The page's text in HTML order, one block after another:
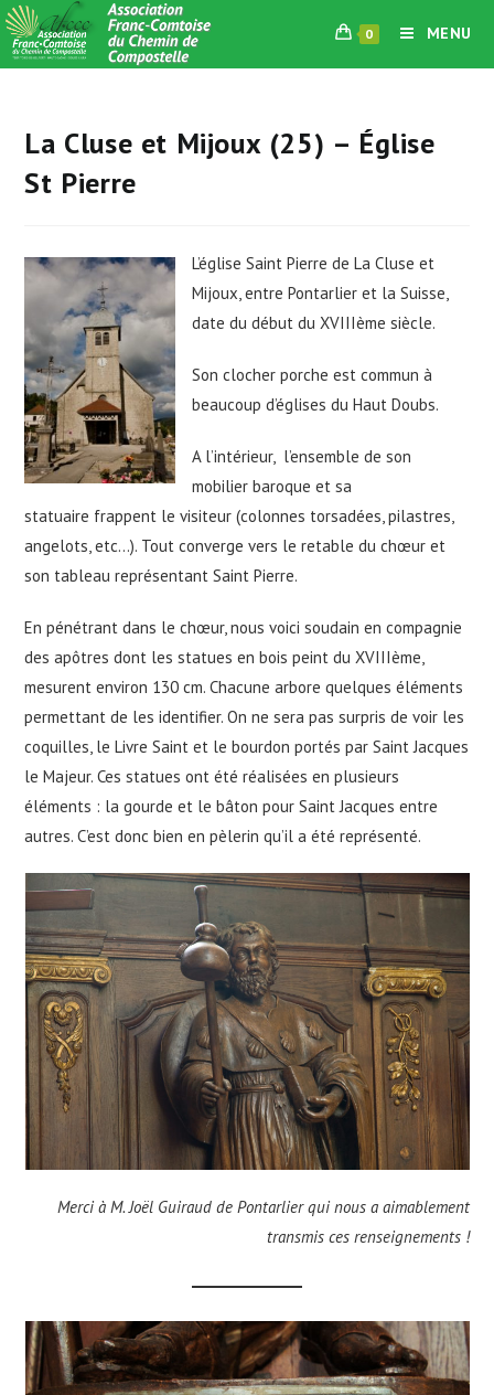
Skip
to
content
0 MENU
La Cluse et Mijoux (25) – Église
St Pierre
L’église Saint Pierre de La Cluse et
Mijoux, entre Pontarlier et la Suisse,
date du début du XVIIIème siècle.
Son clocher porche est commun à
beaucoup d’églises du Haut Doubs.
A l’intérieur, l’ensemble de son
mobilier baroque et sa
statuaire frappent le visiteur (colonnes torsadées, pilastres,
angelots, etc…). Tout converge vers le retable du chœur et
son tableau représentant Saint Pierre.
En pénétrant dans le chœur, nous voici soudain en compagnie
des apôtres dont les statues en bois peint du XVIIIème,
mesurent environ 130 cm. Chacune arbore quelques éléments
permettant de les identifier. On ne sera pas surpris de voir les
coquilles, le Livre Saint et le bourdon portés par Saint Jacques
le Majeur. Ces statues ont été réalisées en plusieurs
éléments : la gourde et le bâton pour Saint Jacques entre
autres. C’est donc bien en pèlerin qu’il a été représenté.
Merci à M. Joël Guiraud de Pontarlier qui nous a aimablement
transmis ces renseignements !